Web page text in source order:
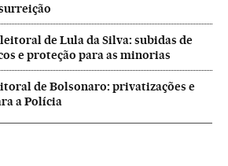
de Lula da Silva: subidas de
e proteção para as minorias
de Bolsonaro: privatizações e
a Polícia